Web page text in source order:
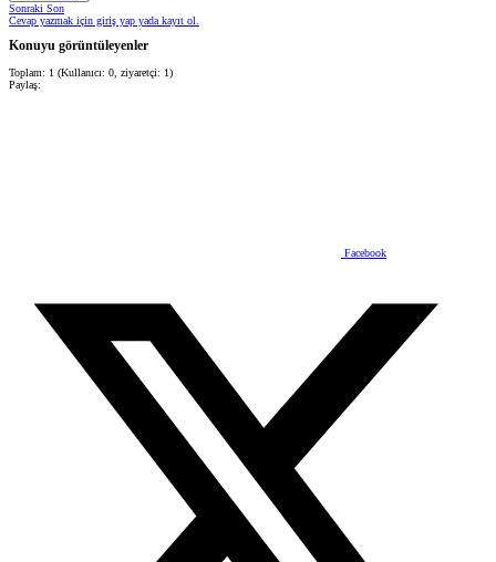
Sonraki Son
Cevap yazmak için giriş yap yada kayıt ol.
Konuyu görüntüleyenler
Toplam: 1 (Kullanıcı: 0, ziyaretçi: 1)
Paylaş:
Facebook